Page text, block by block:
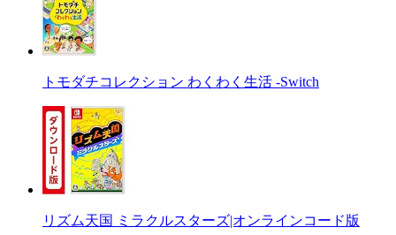
トモダチコレクション わくわく生活 -Switch
リズム天国 ミラクルスターズ|オンラインコード版